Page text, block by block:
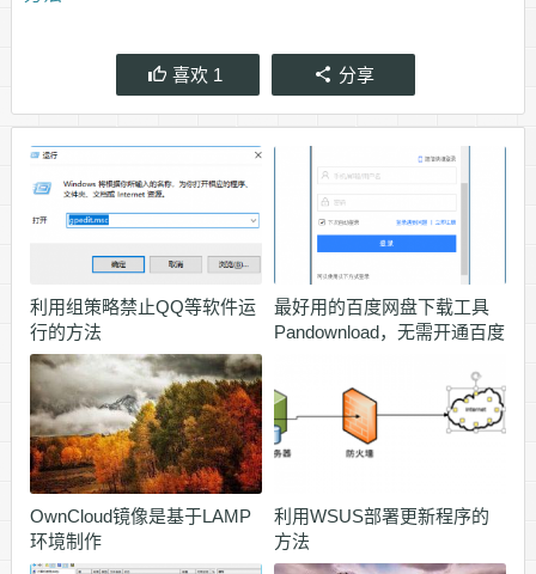
喜欢 1 分享
利用组策略禁止QQ等软件运
行的方法
最好用的百度网盘下载工具
Pandownload，无需开通百度
OwnCloud镜像是基于LAMP
环境制作
利用WSUS部署更新程序的
方法